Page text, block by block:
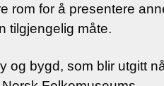
rom for å presentere
tilgjengelig måte.
og bygd, som blir utgitt